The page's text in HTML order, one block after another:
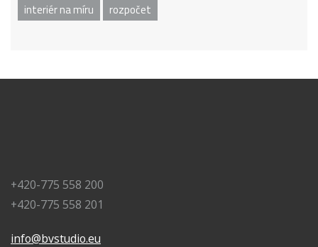
interiér na míru
rozpočet
+420-775 558 200
+420-775 558 201
info@bvstudio.eu